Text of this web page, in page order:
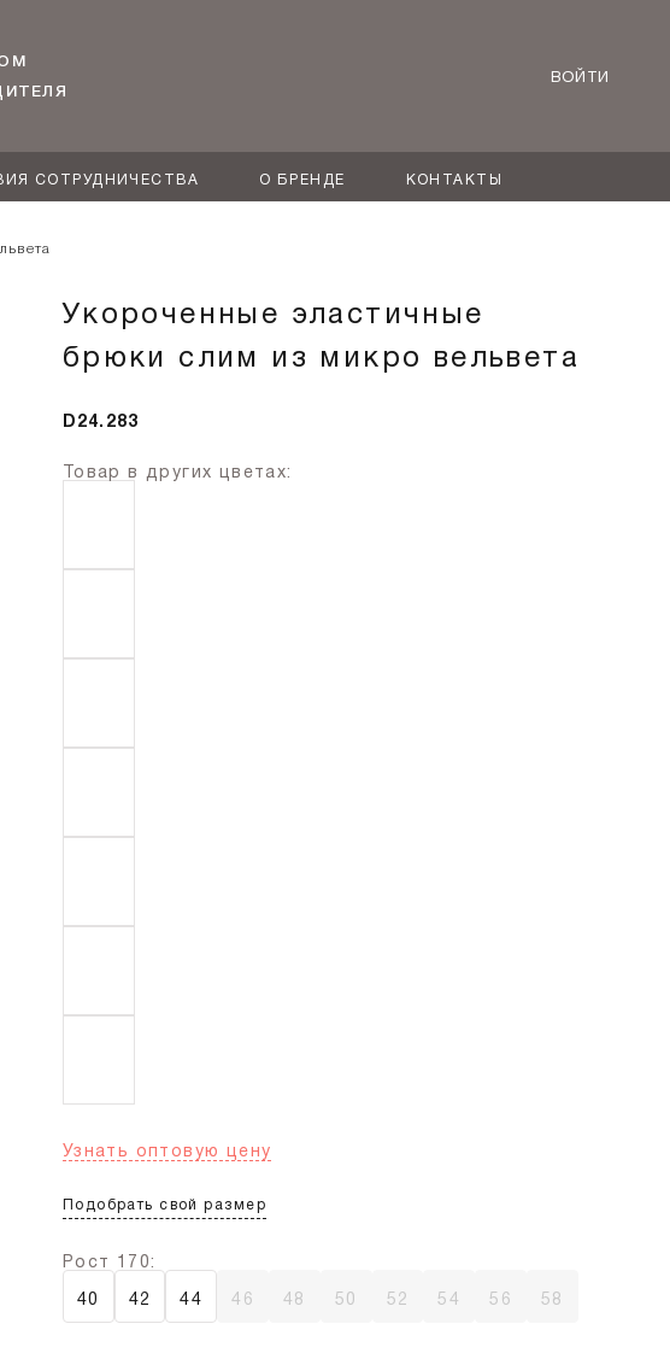
ВОЙТИ
СОТРУДНИЧЕСТВА О БРЕНДЕ КОНТАКТЫ
Укороченные эластичные
брюки слим из микро вельвета
D24.283
Товар в других цветах:
Узнать оптовую цену
Подобрать свой размер
Рост 170:
40
42 44 46 48 50 52 54 56 58